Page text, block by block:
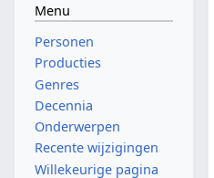
Menu
Personen
Producties
Genres
Decennia
Onderwerpen
Recente wijzigingen
Willekeurige pagina